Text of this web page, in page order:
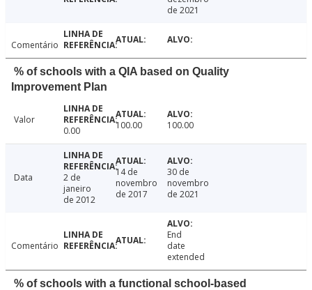
de 2021
Comentário
% of schools with a QIA based on Quality
Improvement Plan
Valor
0.00
100.00 100.00
Data
2 de
janeiro
de 2012
14 de
novembro
de 2017
30 de
novembro
de 2021
Comentário
End
date
extended
% of schools with a functional school-based